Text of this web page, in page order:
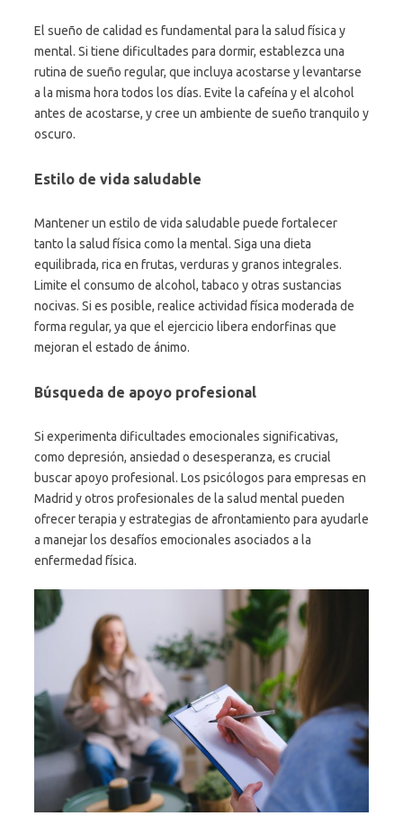
El sueño de calidad es fundamental para la salud física y
mental. Si tiene dificultades para dormir, establezca una
rutina de sueño regular, que incluya acostarse y levantarse
a la misma hora todos los días. Evite la cafeína y el alcohol
antes de acostarse, y cree un ambiente de sueño tranquilo y
oscuro.
Estilo de vida saludable
Mantener un estilo de vida saludable puede fortalecer
tanto la salud física como la mental. Siga una dieta
equilibrada, rica en frutas, verduras y granos integrales.
Limite el consumo de alcohol, tabaco y otras sustancias
nocivas. Si es posible, realice actividad física moderada de
forma regular, ya que el ejercicio libera endorfinas que
mejoran el estado de ánimo.
Búsqueda de apoyo profesional
Si experimenta dificultades emocionales significativas,
como depresión, ansiedad o desesperanza, es crucial
buscar apoyo profesional. Los psicólogos para empresas en
Madrid y otros profesionales de la salud mental pueden
ofrecer terapia y estrategias de afrontamiento para ayudarle
a manejar los desafíos emocionales asociados a la
enfermedad física.